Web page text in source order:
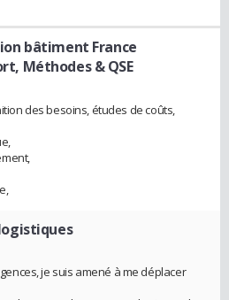
bâtiment France
Méthodes & QSE
des besoins, études de coûts,
je suis amené à me déplacer